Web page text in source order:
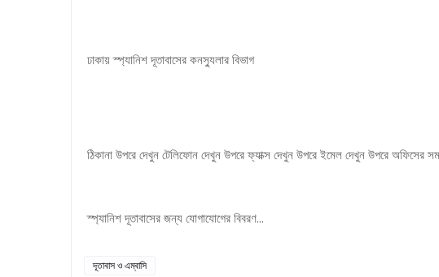
ঢাকায় স্প্যানিশ দূতাবাসের কনস্যুলার বিভাগ
ঠিকানা উপরে দেখুন টেলিফোন দেখুন উপরে ফ্যাক্স দেখুন উপরে ইমেল দেখুন উপরে অফিসের
স্প্যানিশ দূতাবাসের জন্য যোগাযোগের বিবরণ...
দূতাবাস ও এম্বাসি